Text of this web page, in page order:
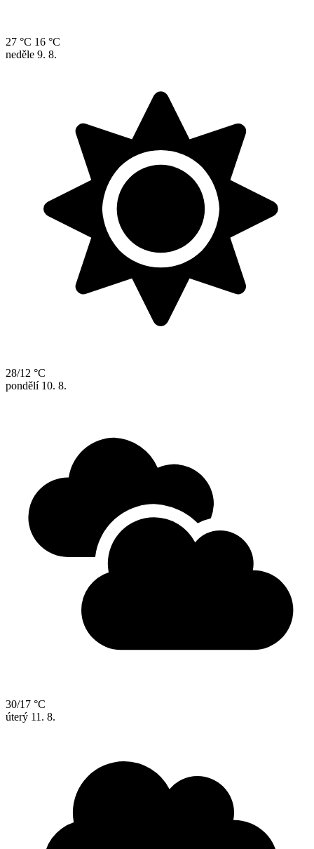
27 °C 16 °C
neděle 9. 8.
28/12 °C
pondělí 10. 8.
30/17 °C
úterý 11. 8.